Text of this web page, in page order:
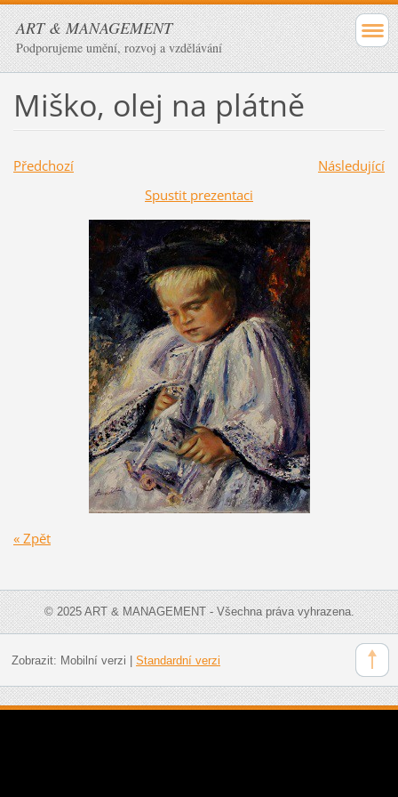
ART & MANAGEMENT
Podporujeme umění, rozvoj a vzdělávání
Miško, olej na plátně
Předchozí
Následující
Spustit prezentaci
« Zpět
© 2025 ART & MANAGEMENT - Všechna práva vyhrazena.
Zobrazit: Mobilní verzi Standardní verzi